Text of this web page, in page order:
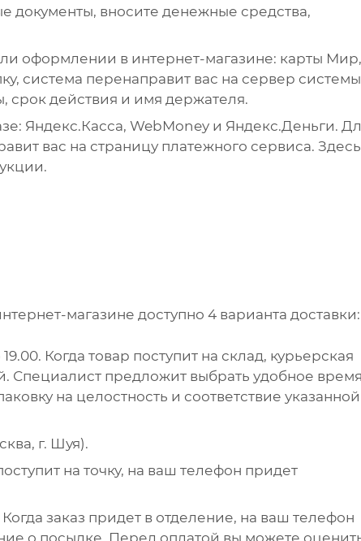
документы, вносите денежные средства,
оформлении в интернет-магазине: карты Мир,
система перенаправит вас на сервер системы
срок действия и имя держателя.
Яндекс.Касса, WebMoney и Яндекс.Деньги.
вас на страницу платежного сервиса. Здесь
магазине доступно 4 варианта доставки:
Когда товар поступит на склад, курьерская
Специалист предложит выбрать удобное
на целостность и соответствие указанной
г. Шуя).
на точку, на ваш телефон придет
заказ придет в отделение, на ваш телефон
о посылке. Перед оплатой вы можете